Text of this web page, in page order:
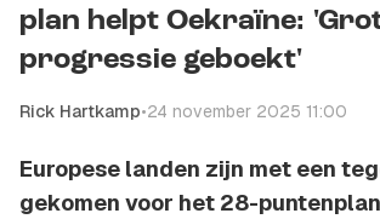
plan helpt Oekraïne:
progressie geboekt'
Rick Hartkamp•24 november 2025 11:00
Europese landen zijn met een
gekomen voor het 28-